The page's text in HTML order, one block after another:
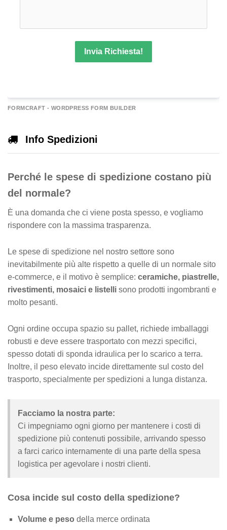
Invia Richiesta!
n
a
FORMCRAFT - WORDPRESS FORM BUILDER
Info Spedizioni
Perché le spese di spedizione costano più
del normale?
È una domanda che ci viene posta spesso, e vogliamo
rispondere con la massima trasparenza.
Le spese di spedizione nel nostro settore sono
inevitabilmente più alte rispetto a quelle di un normale sito
e-commerce, e il motivo è semplice: ceramiche, piastrelle,
rivestimenti, mosaici e listelli sono prodotti ingombranti e
molto pesanti.
Ogni ordine occupa spazio su pallet, richiede imballaggi
robusti e deve essere trasportato con mezzi specifici,
spesso dotati di sponda idraulica per lo scarico a terra.
Inoltre, il peso elevato incide direttamente sul costo del
trasporto, specialmente per spedizioni a lunga distanza.
Facciamo la nostra parte:
Ci impegniamo ogni giorno per mantenere i costi di
spedizione più contenuti possibile, arrivando spesso
a farci carico internamente di una parte della spesa
logistica per agevolare i nostri clienti.
Cosa incide sul costo della spedizione?
Volume e peso della merce ordinata